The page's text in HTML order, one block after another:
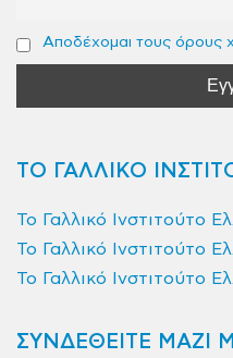
Αποδέχομαι τους όρους
ΤΟ ΓΑΛΛΙΚΟ
Το Γαλλικό Ινστιτούτο
Το Γαλλικό Ινστιτούτο
Το Γαλλικό Ινστιτούτο
ΣΥΝΔΕΘΕΙΤΕ ΜΑΖΙ